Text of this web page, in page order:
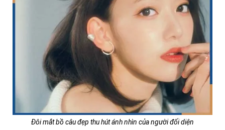
Đôi mắt bồ câu đẹp thu hút ánh nhìn của người đối diện